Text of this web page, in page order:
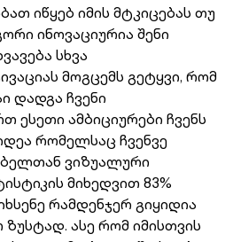
იწყებ იმის მტკიცებას თუ
ინოვაციურია შენი
სხვა
მოგცემს გეტყვი, რომ
დადგა ჩვენი
ესეთი ამბიციურები ჩვენს
რომელსაც ჩვენვე
ვიზუალური
მიხედვით 83%
რამდენჯერ გიყიდია
ასე რომ იმისთვის